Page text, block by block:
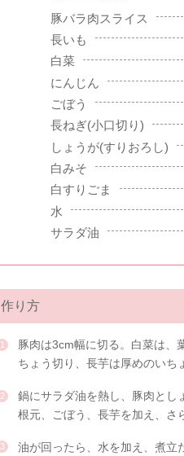
豚バラ肉スライス
長いも
白菜
にんじん
ごぼう
長ねぎ(小口切り)
しょうが(すりおろし)
白みそ
白すりごま
水
サラダ油
作り方
豚肉は3cm幅に切る。白菜は、
ちょう切り、長芋は厚めのいち
鍋にサラダ油を熱し、豚肉とし
根元、ごぼう、長芋を加え、さ
油が回ったら、水を加え、煮立